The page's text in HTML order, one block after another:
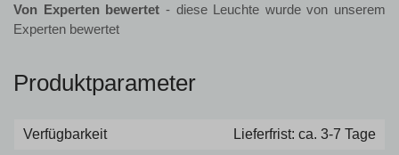
Von Experten bewertet - diese Leuchte wurde von unserem
Experten bewertet
Produktparameter
Verfügbarkeit
Lieferfrist: ca. 3-7 Tage